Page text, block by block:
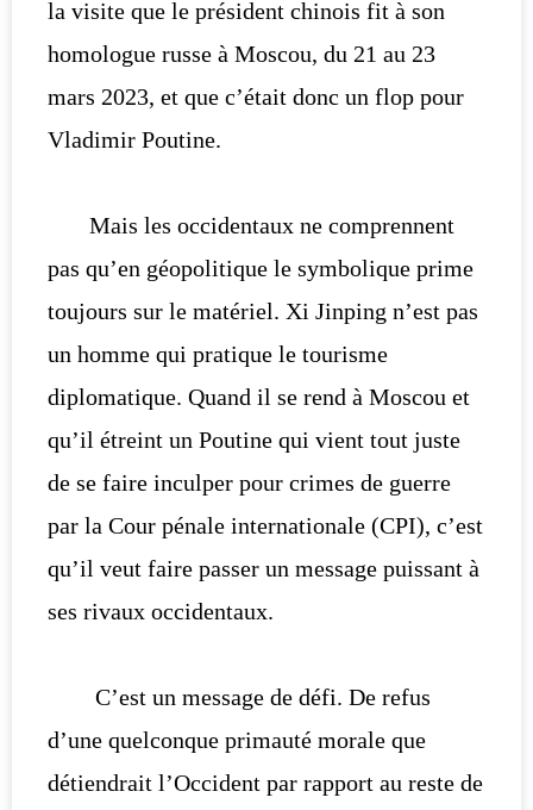
la visite que le président chinois fit à son
homologue russe à Moscou, du 21 au 23
mars 2023, et que c’était donc un flop pour
Vladimir Poutine.
Mais les occidentaux ne comprennent
pas qu’en géopolitique le symbolique prime
toujours sur le matériel. Xi Jinping n’est pas
un homme qui pratique le tourisme
diplomatique. Quand il se rend à Moscou et
qu’il étreint un Poutine qui vient tout juste
de se faire inculper pour crimes de guerre
par la Cour pénale internationale (CPI), c’est
qu’il veut faire passer un message puissant à
ses rivaux occidentaux.
C’est un message de défi. De refus
d’une quelconque primauté morale que
détiendrait l’Occident par rapport au reste de